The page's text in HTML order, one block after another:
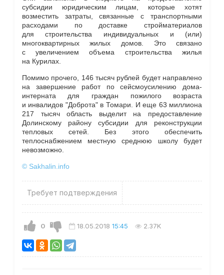
субсидии юридическим лицам, которые хотят
возместить затраты, связанные с транспортными
расходами по доставке стройматериалов
для строительства индивидуальных и (или)
многоквартирных жилых домов. Это связано
с увеличением объема строительства жилья
на Курилах.
Помимо прочего, 146 тысяч рублей будет направлено
на завершение работ по сейсмоусилению дома-
интерната для граждан пожилого возраста
и инвалидов "Доброта" в Томари. И еще 63 миллиона
217 тысяч область выделит на предоставление
Долинскому району субсидии для реконструкции
тепловых сетей. Без этого обеспечить
теплоснабжением местную среднюю школу будет
невозможно.
© Sakhalin.info
Требует подтверждения
0 18.05.2018 15:45 2.37K